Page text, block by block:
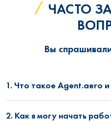
ЧАСТО
Вы
1. Что такое Agent.aero
2. Как я могу начать